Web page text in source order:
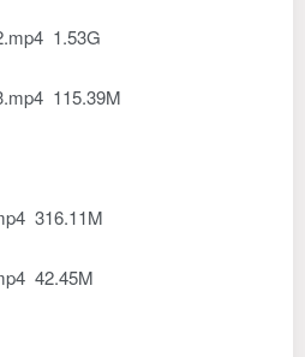
1.53G
115.39M
316.11M
42.45M